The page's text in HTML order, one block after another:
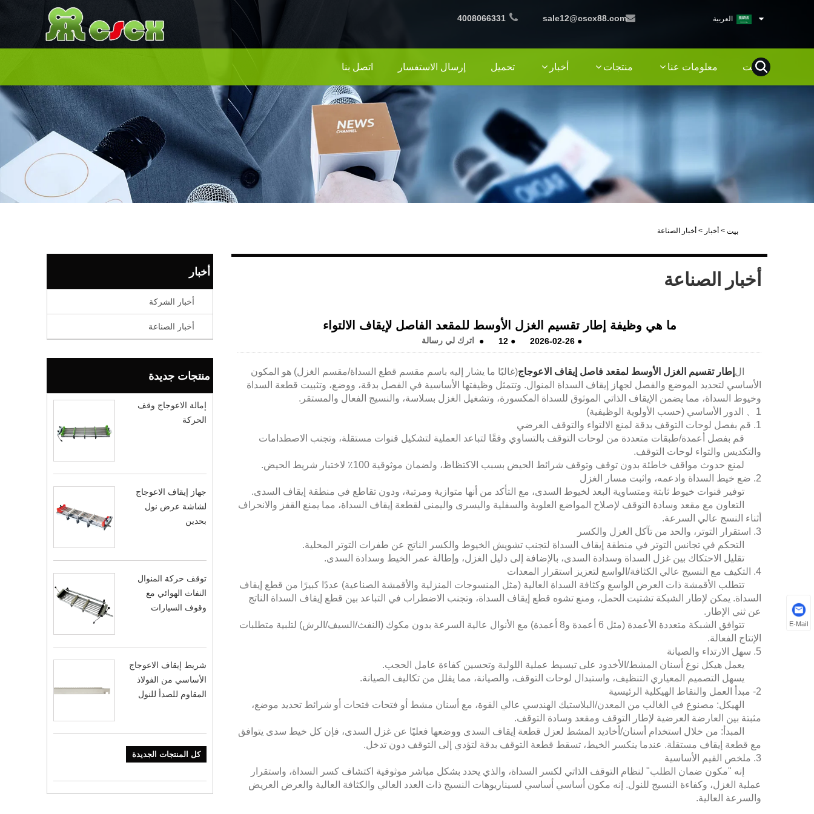
4008066331 sale12@cscx88.com العربية
بيت معلومات عنا منتجات أخبار تحميل إرسال الاستفسار اتصل بنا
بيت > أخبار > أخبار الصناعة
أخبار
أخبار الشركة
أخبار الصناعة
منتجات جديدة
إمالة الاعوجاج وقف
الحركة
جهاز إيقاف الاعوجاج
لشاشة عرض نول
بحدين
توقف حركة المنوال
النفاث الهوائي مع
وقوف السيارات
شريط إيقاف الاعوجاج
الأساسي من الفولاذ
المقاوم للصدأ للنول
كل المنتجات الجديدة
أخبار الصناعة
ما هي وظيفة إطار تقسيم الغزل الأوسط للمقعد الفاصل لإيقاف الالتواء
●
2026-02-26
●
12
● اترك لي رسالة
ال إطار تقسيم الغزل الأوسط لمقعد فاصل إيقاف الاعوجاج(غالبًا ما يشار إليه باسم مقسم قطع السداة/مقسم الغزل) هو المكون
الأساسي لتحديد الموضع والفصل لجهاز إيقاف السداة المنوال. وتتمثل وظيفتها الأساسية في الفصل بدقة، ووضع، وتثبيت قطعة السداة
وخيوط السداة، مما يضمن الإيقاف الذاتي الموثوق للسداة المكسورة، وتشغيل الغزل بسلاسة، والنسيج الفعال والمستقر.
1、 الدور الأساسي (حسب الأولوية الوظيفية)
1. قم بفصل لوحات التوقف بدقة لمنع الالتواء والتوقف العرضي
قم بفصل أعمدة/طبقات متعددة من لوحات التوقف بالتساوي وفقًا لتباعد العملية لتشكيل قنوات مستقلة، وتجنب الاصطدامات
والتكديس والتواء لوحات التوقف.
لمنع حدوث مواقف خاطئة بدون توقف وتوقف شرائط الحيض بسبب الاكتظاظ، ولضمان موثوقية 100٪ لاختبار شريط الحيض.
2. ضع خيط السداة وادعمه، واثبت مسار الغزل
توفير قنوات خيوط ثابتة ومتساوية البعد لخيوط السدى، مع التأكد من أنها متوازية ومرتبة، ودون تقاطع في منطقة إيقاف السدى.
التعاون مع مقعد وسادة التوقف لإصلاح المواضع العلوية والسفلية واليسرى واليمنى لقطعة إيقاف السداة، مما يمنع القفز والانحراف
أثناء النسج عالي السرعة.
3. استقرار التوتر، والحد من تآكل الغزل والكسر
التحكم في تجانس التوتر في منطقة إيقاف السداة لتجنب تشويش الخيوط والكسر الناتج عن طفرات التوتر المحلية.
تقليل الاحتكاك بين غزل السداة وسدادة السدى، بالإضافة إلى دليل الغزل، وإطالة عمر الخيط وسدادة السدى.
4. التكيف مع النسيج عالي الكثافة/الواسع لتعزيز استقرار المعدات
تتطلب الأقمشة ذات العرض الواسع وكثافة السداة العالية (مثل المنسوجات المنزلية والأقمشة الصناعية) عددًا كبيرًا من قطع إيقاف
السداة. يمكن لإطار الشبكة تشتيت الحمل، ومنع تشوه قطع إيقاف السداة، وتجنب الاضطراب في التباعد بين قطع إيقاف السداة الناتج
عن ثني الإطار.
تتوافق الشبكة متعددة الأعمدة (مثل 6 أعمدة و8 أعمدة) مع الأنوال عالية السرعة بدون مكوك (النفث/السيف/الرش) لتلبية متطلبات
الإنتاج الفعالة.
5. سهل الارتداء والصيانة
يعمل هيكل نوع أسنان المشط/الأخدود على تبسيط عملية اللولبة وتحسين كفاءة عامل الحجب.
يسهل التصميم المعياري التنظيف، واستبدال لوحات التوقف، والصيانة، مما يقلل من تكاليف الصيانة.
2- مبدأ العمل والنقاط الهيكلية الرئيسية
الهيكل: مصنوع في الغالب من المعدن/البلاستيك الهندسي عالي القوة، مع أسنان مشط أو فتحات فتحات أو شرائط تحديد موضع،
مثبتة بين العارضة العرضية لإطار التوقف ومقعد وسادة التوقف.
المبدأ: من خلال استخدام أسنان/أخاديد المشط لعزل قطعة إيقاف السدى ووضعها فعليًا عن غزل السدى، فإن كل خيط سدى يتوافق
مع قطعة إيقاف مستقلة. عندما ينكسر الخيط، تسقط قطعة التوقف بدقة لتؤدي إلى التوقف دون تدخل.
3. ملخص القيم الأساسية
إنه "مكون ضمان الطلب" لنظام التوقف الذاتي لكسر السداة، والذي يحدد بشكل مباشر موثوقية اكتشاف كسر السداة، واستقرار
عملية الغزل، وكفاءة النسيج للنول. إنه مكون أساسي أساسي لسيناريوهات النسيج ذات العدد العالي والكثافة العالية والعرض العريض
والسرعة العالية.
E-Mail